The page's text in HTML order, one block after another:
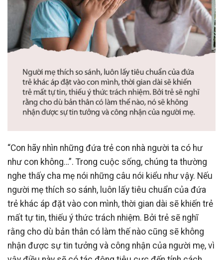
“Con hãy nhìn những đứa trẻ con nhà người ta có hư
như con không…”. Trong cuộc sống, chúng ta thường
nghe thấy cha mẹ nói những câu nói kiểu như vậy. Nếu
người mẹ thích so sánh, luôn lấy tiêu chuẩn của đứa
trẻ khác áp đặt vào con mình, thời gian dài sẽ khiến trẻ
mất tự tin, thiếu ý thức trách nhiệm. Bởi trẻ sẽ nghĩ
rằng cho dù bản thân có làm thế nào cũng sẽ không
nhận được sự tin tưởng và công nhận của người mẹ, vì